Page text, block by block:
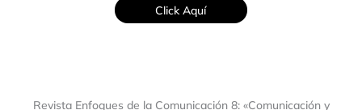
Click Aquí
Revista Enfoques de la Comunicación 8: «Comunicación y